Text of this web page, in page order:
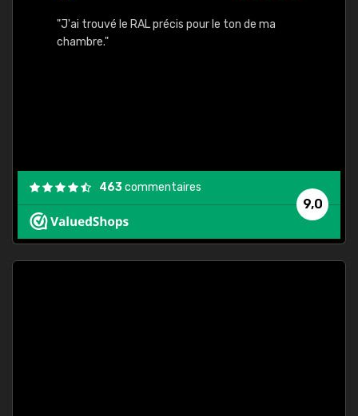
"J'ai trouvé le RAL précis pour le ton de ma
chambre."
9,0
463commentaires